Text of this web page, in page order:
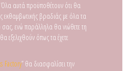
αυτά προϋποθέτουν ότι θα
εκθαμβωτικής βραδιάς με όλα τα
ενώ παράλληλα θα νιώθετε τη
εξελιχθούν όπως τα έχετε
Factory” θα διασφαλίσει την